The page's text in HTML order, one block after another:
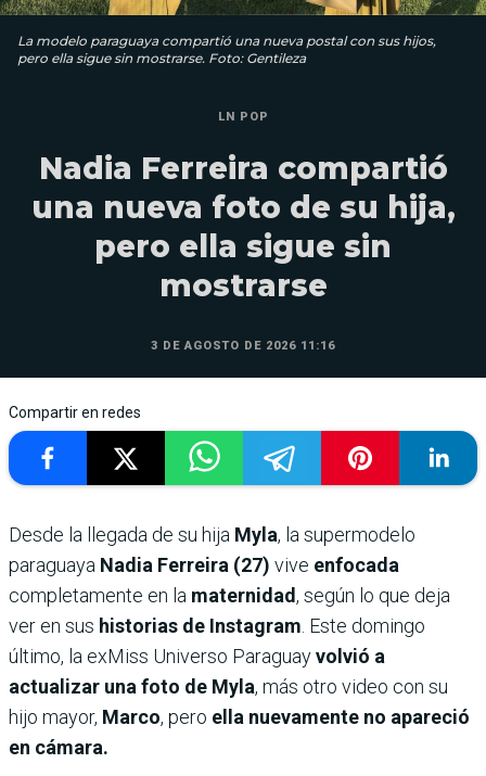
La modelo paraguaya compartió una nueva postal con sus hijos,
pero ella sigue sin mostrarse. Foto: Gentileza
LN POP
Nadia Ferreira compartió
una nueva foto de su hija,
pero ella sigue sin
mostrarse
3 DE AGOSTO DE 2026 11:16
Compartir en redes
Desde la llegada de su hija Myla, la supermodelo
paraguaya Nadia Ferreira (27) vive enfocada
completamente en la maternidad, según lo que deja
ver en sus historias de Instagram. Este domingo
último, la exMiss Universo Paraguayvolvió a
actualizar una foto de Myla, más otro video con su
hijo mayor, Marco, pero ella nuevamente no apareció
en cámara.